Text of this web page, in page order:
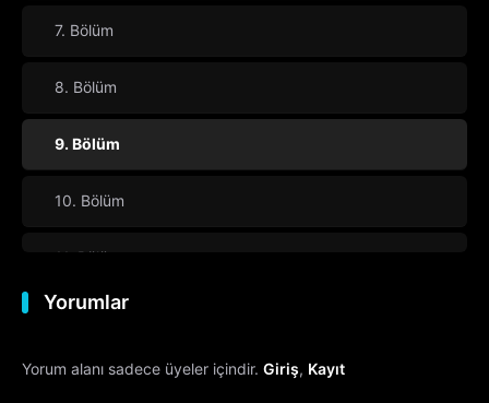
7. Bölüm
8. Bölüm
9. Bölüm
10. Bölüm
11. Bölüm
12. Bölüm
13. Bölüm
Yorumlar
Yorum alanı sadece üyeler içindir. Giriş, Kayıt